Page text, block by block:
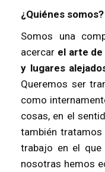
¿Quiénes somos?
Somos una
acercar el arte
y lugares
Queremos ser
como
cosas, en el
también
trabajo en el que
nosotras hemos